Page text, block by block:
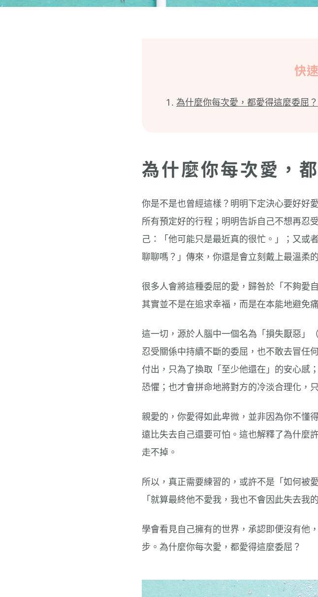
快
為什麼你每次愛，都愛得這麼委屈？
為什麼你每次愛，
你是不是也曾經這樣？明明下定決心要好好
所有預定好的行程；明明告訴自己不想再忍
己：「他可能只是最近真的很忙。」；又或
聊聊嗎？」傳來，你還是會立刻戴上最溫柔
很多人會將這種委屈的愛，歸咎於「不夠愛
其實並不是在追求幸福，而是在本能地避免
這一切，源於人腦中一個名為「損失厭惡」
忍受關係中持續不斷的委屈，也不敢去冒任
付出，只為了換取「至少他還在」的安心感
恐懼；也才會拼命地將對方的冷淡合理化，
親愛的，你愛得如此卑微，並非因為你不懂
遠比失去自己還要可怕。這也解釋了為什麼
走不掉。
所以，真正需要練習的，或許不是「如何被
「就算最終他不愛我，我也不會因此失去我的
學會看見自己擁有的世界，承認即便沒有他
步。為什麼你每次愛，都愛得這麼委屈？